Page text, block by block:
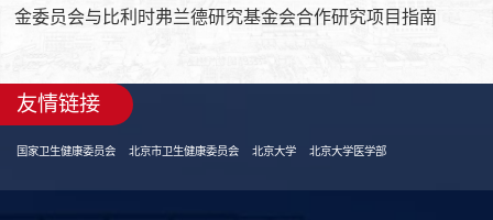
金委员会与比利时弗兰德研究基金会合作研究项目指南
友情链接
国家卫生健康委员会 北京市卫生健康委员会 北京大学 北京大学医学部